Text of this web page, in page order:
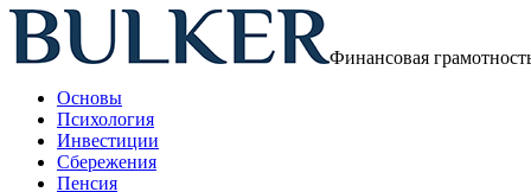
Финансовая
Основы
Психология
Инвестиции
Сбережения
Пенсия